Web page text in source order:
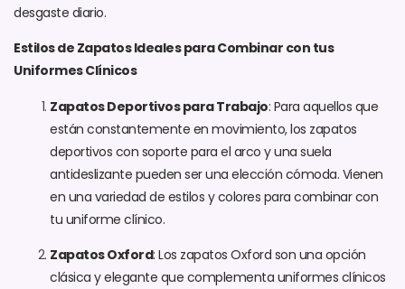
desgaste diario.
Estilos de Zapatos Ideales para Combinar con tus
Uniformes Clínicos
Zapatos Deportivos para Trabajo: Para aquellos que
están constantemente en movimiento, los zapatos
deportivos con soporte para el arco y una suela
antideslizante pueden ser una elección cómoda. Vienen
en una variedad de estilos y colores para combinar con
tu uniforme clínico.
Zapatos Oxford: Los zapatos Oxford son una opción
clásica y elegante que complementa uniformes clínicos